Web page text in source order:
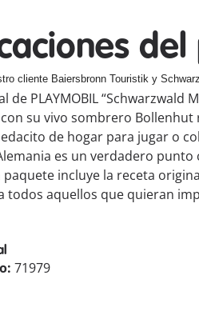
cliente Baiersbronn Touristik y
de PLAYMOBIL
con su vivo sombrero
de hogar para jugar o
es un verdadero punto
paquete incluye la receta
aquellos que quieran
71979